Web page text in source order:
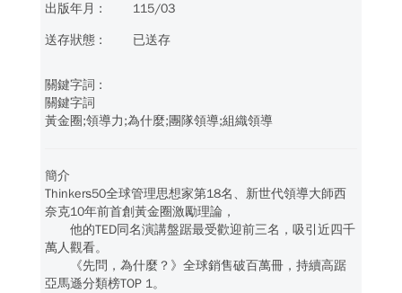
115/03
已送存
關鍵字詞
黃金圈;領導力;為什麼;團隊領導;組織領導
簡介
Thinkers50全球管理思想家第18名、新世代領導大師西
奈克10年前首創黃金圈激勵理論，
他的TED同名演講盤踞最受歡迎前三名，吸引近四千
萬人觀看。
《先問，為什麼？》全球銷售破百萬冊，持續高踞
亞馬遜分類榜TOP 1。